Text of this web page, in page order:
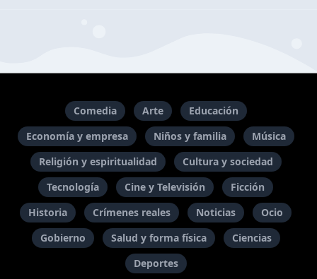
Comedia Arte
Educación
Economía y empresa
Niños y familia
Música
Religión y espiritualidad
Cultura y sociedad
Tecnología
Cine y Televisión
Ficción
Historia
Crímenes reales Noticias
Ocio
Gobierno
Salud y forma física
Ciencias
Deportes